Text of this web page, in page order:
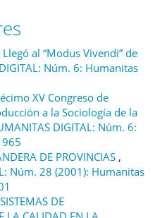
al “Modus Vivendi” de
Núm. 6: Humanitas
XV Congreso de
a la Sociología de la
DIGITAL: Núm. 6:
DE PROVINCIAS ,
Núm. 28 (2001): Humanitas
DE